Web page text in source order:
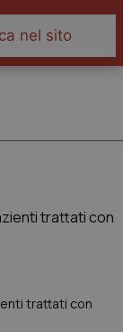
trattati con